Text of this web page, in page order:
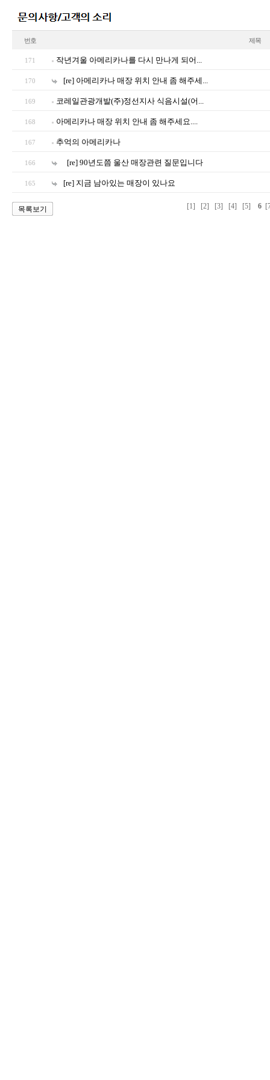
번호 제목
171 작년겨울 아메리카나를 다시 만나게 되어...
170 [re] 아메리카나 매장 위치 안내 좀 해주세...
169 코레일관광개발(주)정선지사 식음시설(어...
168 아메리카나 매장 위치 안내 좀 해주세요....
167 추억의 아메리카나
166 [re] 90년도쯤 울산 매장관련 질문입니다
165 [re] 지금 남아있는 매장이 있나요
목록보기 [1] [2] [3] [4] [5] 6